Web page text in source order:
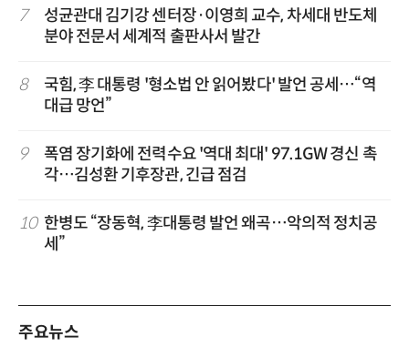
7
성균관대 김기강 센터장·이영희 교수, 차세대 반도체
분야 전문서 세계적 출판사서 발간
8
국힘, 李 대통령 '형소법 안 읽어봤다' 발언 공세…“역
대급 망언”
9
폭염 장기화에 전력수요 '역대 최대' 97.1GW 경신 촉
각…김성환 기후장관, 긴급 점검
10 한병도 “장동혁, 李대통령 발언 왜곡…악의적 정치공
세”
주요뉴스